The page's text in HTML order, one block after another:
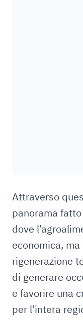
Attraverso
panorama
dove
economica,
rigenerazione
di generare
e favorire una
per l’intera